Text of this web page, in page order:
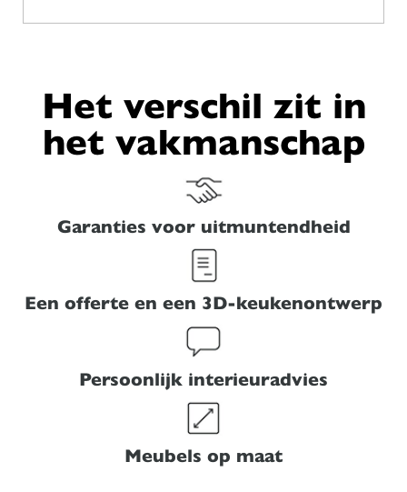
Het verschil zit in
het vakmanschap
Garanties voor uitmuntendheid
Een offerte en een 3D-keukenontwerp
Persoonlijk interieuradvies
Meubels op maat